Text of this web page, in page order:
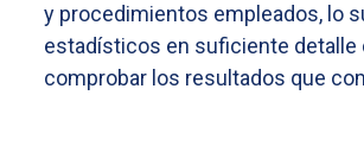
y procedimientos empleados, lo
estadísticos en suficiente detalle
comprobar los resultados que